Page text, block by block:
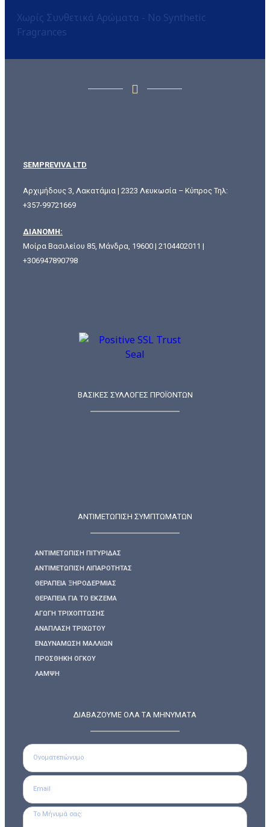
Χωρίς Συνθετικά Αρώματα - No Synthetic
Fragrances
SEMPREVIVA LTD
Αρχιμήδους 3, Λακατάμια | 2323 Λευκωσία – Κύπρος Τηλ:
+357-99721669
ΔΙΑΝΟΜΗ:
Μοίρα Βασιλείου 85, Μάνδρα, 19600 | 2104402011 |
+306947890798
ΒΑΣΙΚΕΣ ΣΥΛΛΟΓΕΣ ΠΡΟΪΟΝΤΩΝ
ΑΝΤΙΜΕΤΩΠΙΣΗ ΣΥΜΠΤΩΜΑΤΩΝ
ΑΝΤΙΜΕΤΏΠΙΣΗ ΠΙΤΥΡΊΔΑΣ
ΑΝΤΙΜΕΤΏΠΙΣΗ ΛΙΠΑΡΌΤΗΤΑΣ
ΘΕΡΑΠΕΊΑ ΞΗΡΟΔΕΡΜΊΑΣ
ΘΕΡΑΠΕΊΑ ΓΙΑ ΤΟ ΕΚΖΕΜΑ
ΑΓΩΓΉ ΤΡΙΧΌΠΤΩΣΗΣ
ΑΝΆΠΛΑΣΗ ΤΡΙΧΩΤΟΎ
ΕΝΔΥΝΆΜΩΣΗ ΜΑΛΛΙΏΝ
ΠΡΟΣΘΉΚΗ ΌΓΚΟΥ
ΛΆΜΨΗ
ΔΙΑΒΑΖΟΥΜΕ ΟΛΑ ΤΑ ΜΗΝΥΜΑΤΑ